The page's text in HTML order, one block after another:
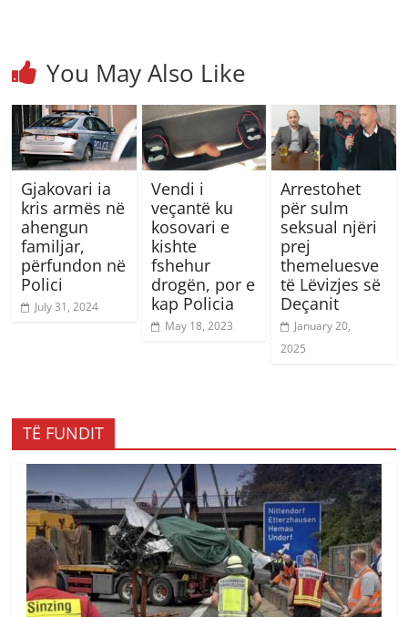
You May Also Like
Gjakovari ia
kris armës në
ahengun
familjar,
përfundon në
Polici
July 31, 2024
Vendi i
veçantë ku
kosovari e
kishte
fshehur
drogën, por e
kap Policia
May 18, 2023
Arrestohet
për sulm
seksual njëri
prej
themeluesve
të Lëvizjes së
Deçanit
January 20,
2025
TË FUNDIT